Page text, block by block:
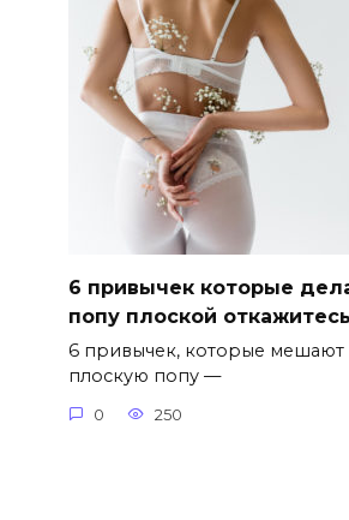
6 привычек которые
попу плоской
6 привычек, которые мешают
плоскую попу —
0 250